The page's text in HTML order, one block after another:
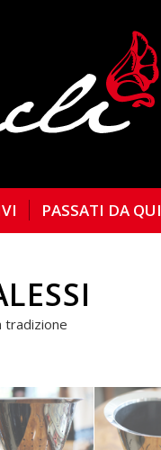
PASSATI DA QUI
tradizione